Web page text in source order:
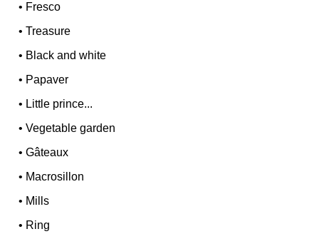
• Fresco
•Treasure
• Black and white
• Papaver
• Little prince...
•Vegetable garden
•Gâteaux
• Macrosillon
• Mills
• Ring